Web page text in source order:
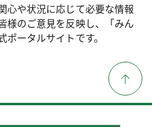
心や状況に応じて必要な情報
様のご意見を反映し、「みん
ータルサイトです。